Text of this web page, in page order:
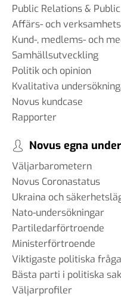
Public Relations &
Affärs- och
Kund-, medlems- och
Samhällsutveckling
Politik och opinion
Kvalitativa
Novus kundcase
Rapporter
Novus egna
Väljarbarometern
Novus Coronastatus
Ukraina och
Nato-undersökningar
Partiledarförtroende
Ministerförtroende
Viktigaste politiska
Bästa parti i politiska
Väljarprofiler